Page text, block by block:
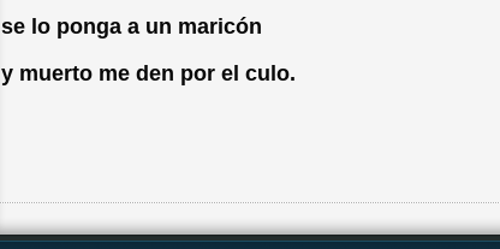
se lo ponga a un maricón
y muerto me den por el culo.